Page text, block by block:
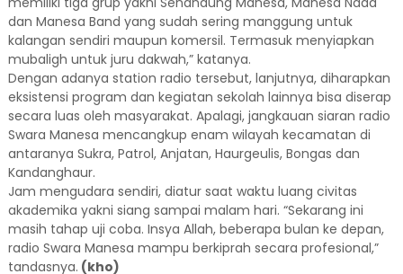
dan Manesa Band yang sudah sering manggung untuk
kalangan sendiri maupun komersil. Termasuk menyiapkan
mubaligh untuk juru dakwah,” katanya.
Dengan adanya station radio tersebut, lanjutnya, diharapkan
eksistensi program dan kegiatan sekolah lainnya bisa diserap
secara luas oleh masyarakat. Apalagi, jangkauan siaran radio
Swara Manesa mencangkup enam wilayah kecamatan di
antaranya Sukra, Patrol, Anjatan, Haurgeulis, Bongas dan
Kandanghaur.
Jam mengudara sendiri, diatur saat waktu luang civitas
akademika yakni siang sampai malam hari. “Sekarang ini
masih tahap uji coba. Insya Allah, beberapa bulan ke depan,
radio Swara Manesa mampu berkiprah secara profesional,”
tandasnya. (kho)